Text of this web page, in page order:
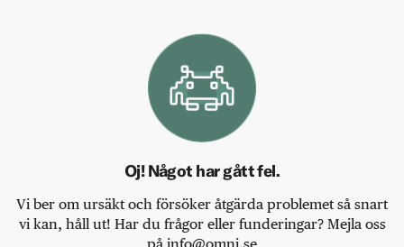
Oj! Något har gått fel.
Vi ber om ursäkt och försöker åtgärda problemet så snart
vi kan, håll ut! Har du frågor eller funderingar? Mejla oss